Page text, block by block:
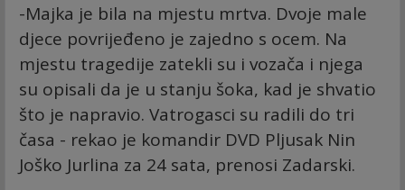
-Majka je bila na mjestu mrtva. Dvoje male
djece povrijeđeno je zajedno s ocem. Na
mjestu tragedije zatekli su i vozača i njega
su opisali da je u stanju šoka, kad je shvatio
što je napravio. Vatrogasci su radili do tri
časa - rekao je komandir DVD Pljusak Nin
Joško Jurlina za 24 sata, prenosi Zadarski.